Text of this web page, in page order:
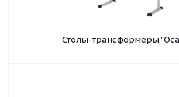
Столы-трансформеры